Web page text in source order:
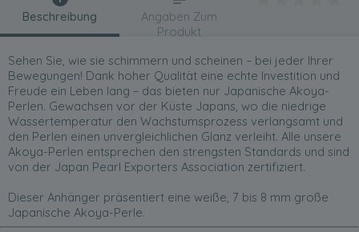
Beschreibung
Sehen Sie, wie sie schimmern und scheinen – bei jeder Ihrer
Bewegungen! Dank hoher Qualität eine echte Investition und
Freude ein Leben lang – das bieten nur Japanische Akoya-
Perlen. Gewachsen vor der Küste Japans, wo die niedrige
Wassertemperatur den Wachstumsprozess verlangsamt und
den Perlen einen unvergleichlichen Glanz verleiht. Alle unsere
Akoya-Perlen entsprechen den strengsten Standards und sind
von der Japan Pearl Exporters Association zertifiziert.
Dieser Anhänger präsentiert eine weiße, 7 bis 8 mm große
Japanische Akoya-Perle.
Angaben Zum
Produkt